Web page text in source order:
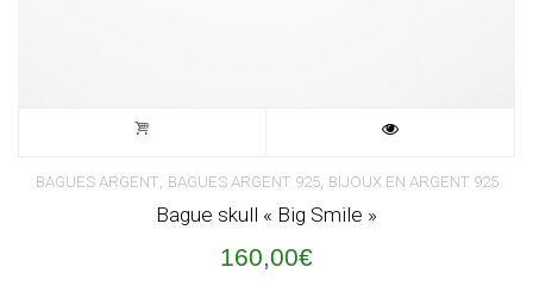
BAGUES ARGENT, BAGUES ARGENT 925, BIJOUX EN ARGENT 925
Bague skull « Big Smile »
160,00€